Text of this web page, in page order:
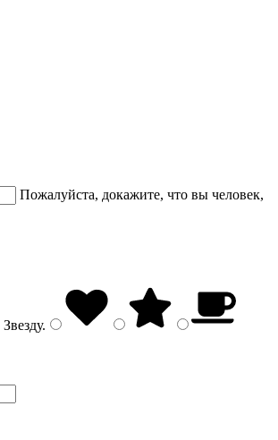
Пожалуйста, докажите, что вы человек,
Звезду.